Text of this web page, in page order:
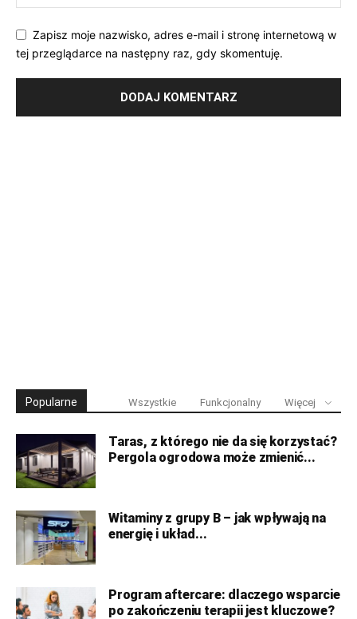
Zapisz moje nazwisko, adres e-mail i stronę internetową w
tej przeglądarce na następny raz, gdy skomentuję.
Popularne Wszystkie Funkcjonalny Więcej
Taras, z którego nie da się korzystać?
Pergola ogrodowa może zmienić...
Witaminy z grupy B – jak wpływają na
energię i układ...
Program aftercare: dlaczego wsparcie
po zakończeniu terapii jest kluczowe?